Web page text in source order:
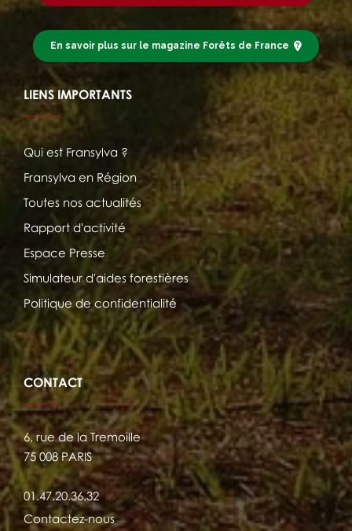
En savoir plus sur le magazine Forêts de France
LIENS IMPORTANTS
Qui est Fransylva ?
Fransylva en Région
Toutes nos actualités
Rapport d'activité
Espace Presse
Simulateur d'aides forestières
Politique de confidentialité
CONTACT
6, rue de la Tremoille
75 008 PARIS
01.47.20.36.32
Contactez-nous